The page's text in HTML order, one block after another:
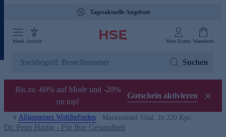
Tagesaktuelle Angebote
Menü Ansicht Mein Konto Warenkorb
Suchen
Bis zu -60% auf Mode und -20%
on top!
Gutschein aktivieren
Allgemeines Wohlbefinden Mariendistel Vital, 2x 220 Kps.
Dr. Peter Hartig - Für Ihre Gesundheit